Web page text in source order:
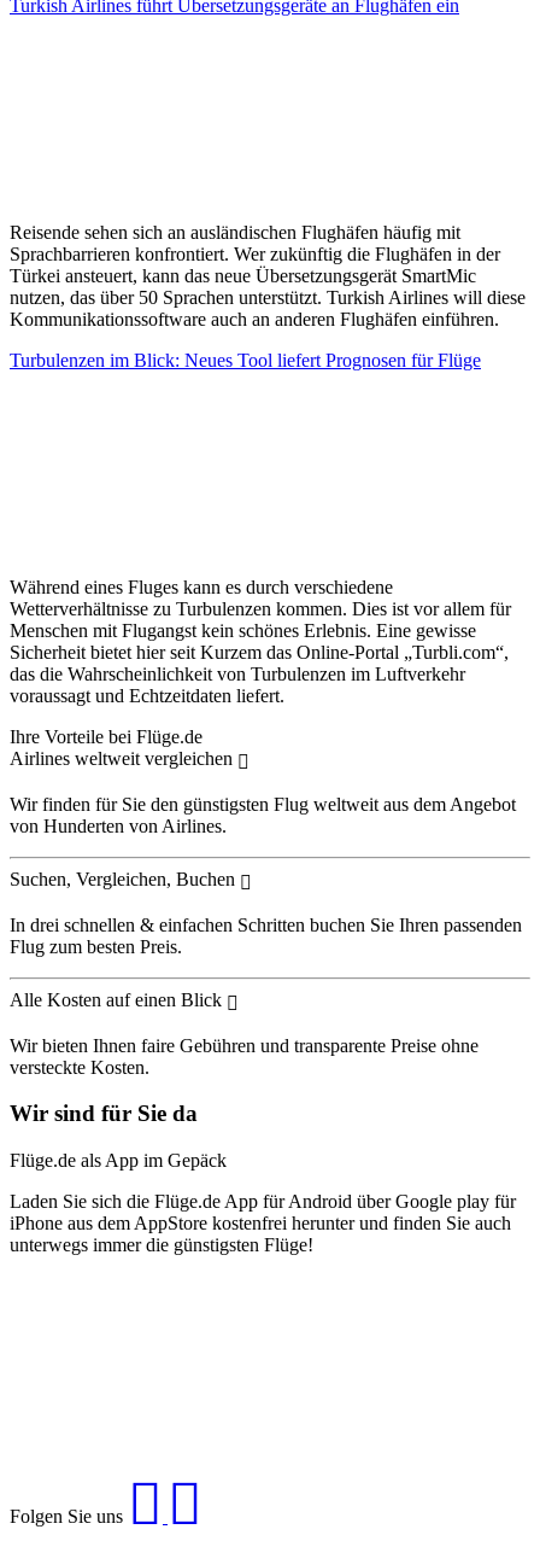
Turkish Airlines führt Übersetzungsgeräte an Flughäfen ein
Reisende sehen sich an ausländischen Flughäfen häufig mit
Sprachbarrieren konfrontiert. Wer zukünftig die Flughäfen in der
Türkei ansteuert, kann das neue Übersetzungsgerät SmartMic
nutzen, das über 50 Sprachen unterstützt. Turkish Airlines will diese
Kommunikationssoftware auch an anderen Flughäfen einführen.
Turbulenzen im Blick: Neues Tool liefert Prognosen für Flüge
Während eines Fluges kann es durch verschiedene
Wetterverhältnisse zu Turbulenzen kommen. Dies ist vor allem für
Menschen mit Flugangst kein schönes Erlebnis. Eine gewisse
Sicherheit bietet hier seit Kurzem das Online-Portal „Turbli.com“,
das die Wahrscheinlichkeit von Turbulenzen im Luftverkehr
voraussagt und Echtzeitdaten liefert.
Ihre Vorteile bei Flüge.de
Airlines weltweit vergleichen
Wir finden für Sie den günstigsten Flug weltweit aus dem Angebot
von Hunderten von Airlines.
Suchen, Vergleichen, Buchen
In drei schnellen & einfachen Schritten buchen Sie Ihren passenden
Flug zum besten Preis.
Alle Kosten auf einen Blick
Wir bieten Ihnen faire Gebühren und transparente Preise ohne
versteckte Kosten.
Wir sind für Sie da
Flüge.de als App im Gepäck
Laden Sie sich die Flüge.de App für Android über Google play für
iPhone aus dem AppStore kostenfrei herunter und finden Sie auch
unterwegs immer die günstigsten Flüge!
Folgen Sie uns